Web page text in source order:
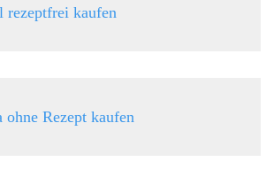
rezeptfrei kaufen
ohne Rezept kaufen